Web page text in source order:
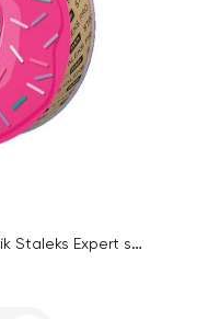
Brúsny papier PapmAm na pilník Staleks Expert so zrnitosťou 150, 7 m